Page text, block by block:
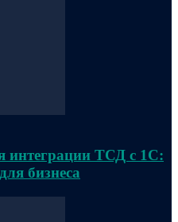
интеграции ТСД с 1С:
бизнеса